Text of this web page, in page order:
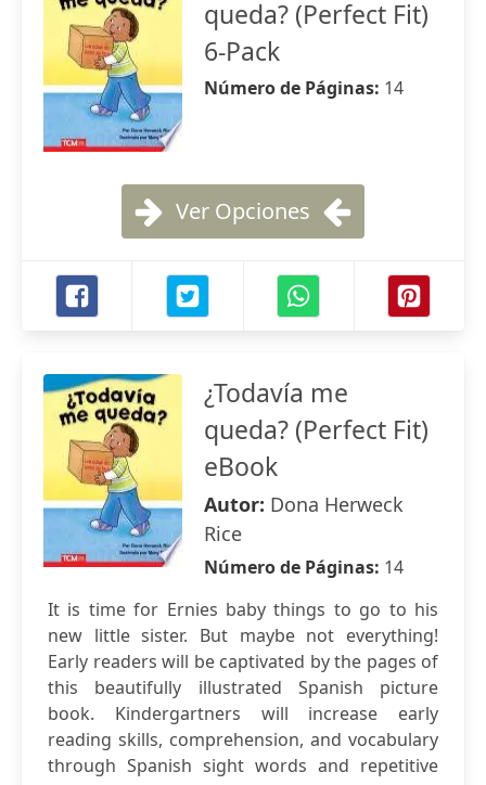
queda? (Perfect Fit)
6-Pack
Número de Páginas: 14
Ver Opciones
¿Todavía me
queda? (Perfect Fit)
eBook
Autor: Dona Herweck
Rice
Número de Páginas: 14
It is time for Ernies baby things to go to his
new little sister. But maybe not everything!
Early readers will be captivated by the pages of
this beautifully illustrated Spanish picture
book. Kindergartners will increase early
reading skills, comprehension, and vocabulary
through Spanish sight words and repetitive